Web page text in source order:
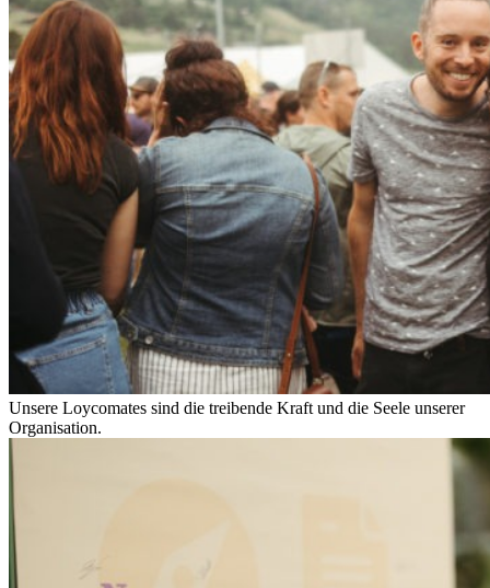
Unsere Loycomates sind die treibende Kraft und die Seele unserer
Organisation.